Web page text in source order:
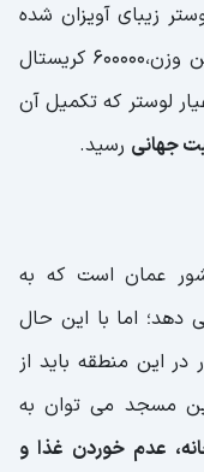
زیبای آویزان شده
در بخش مردانه با ابعاد 14 متر، 855 تن وزن،600000 کریستال
سواروسکی و روکش طلای 24 عیار لوستر که تکمیل آن
جهانی رسید.
عمان است که به
دهد؛ اما با این حال
این منطقه باید از
مسجد می توان به
عدم خوردن غذا و